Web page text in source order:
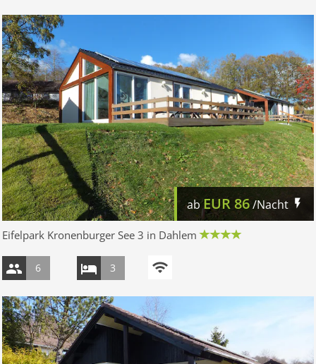
abEUR86/Nacht
Eifelpark Kronenburger See 3 in Dahlem
6 3